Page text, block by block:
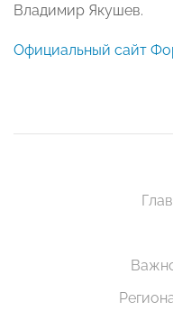
Владимир Якушев.
Официальный сайт